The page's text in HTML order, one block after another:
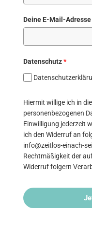
Deine E-Mail-Adresse
Datenschutz*
Hiermit willige ich in
personenbezogenen
Einwilligung jederzeit
ich den Widerruf an
info@zeitlos-einach-
Rechtmäßigkeit der
Widerruf folgern